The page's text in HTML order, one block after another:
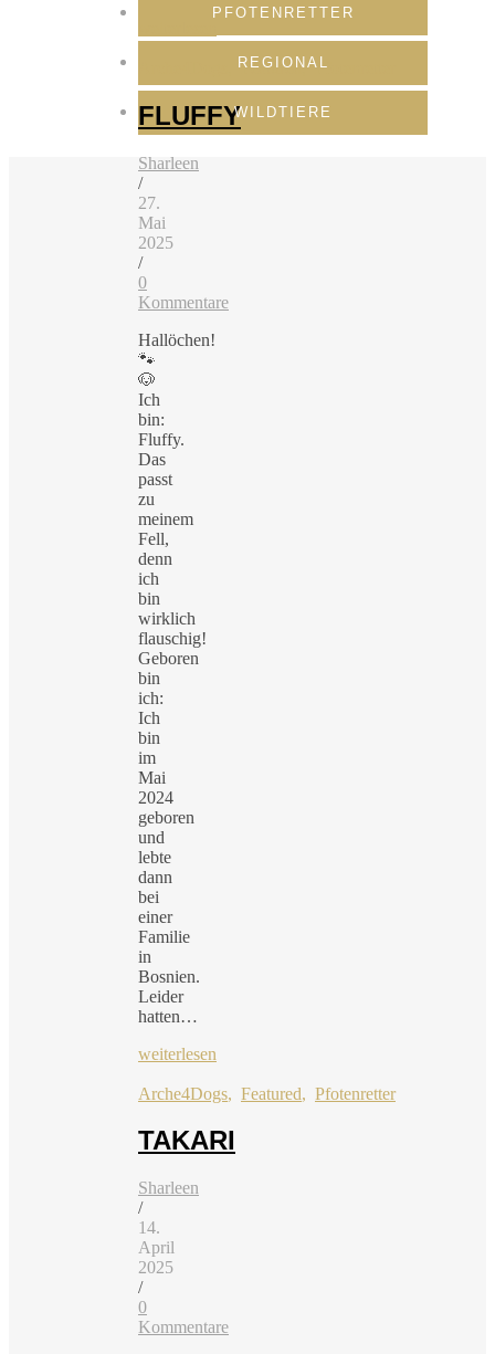
,Featured,Pfotenretter
FLUFFY
Sharleen
/
27.
Mai
2025
/
0
Kommentare
Hallöchen!
🐾
🐶
Ich
bin:
Fluffy.
Das
passt
zu
meinem
Fell,
denn
ich
bin
wirklich
flauschig!
Geboren
bin
ich:
Ich
bin
im
Mai
2024
geboren
und
lebte
dann
bei
einer
Familie
in
Bosnien.
Leider
hatten…
weiterlesen
Arche4Dogs, Featured, Pfotenretter
TAKARI
Sharleen
/
14.
April
2025
/
0
Kommentare
PFOTENRETTER
REGIONAL
WILDTIERE